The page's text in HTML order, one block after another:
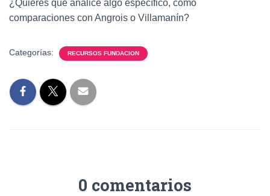
¿Quieres que analice algo específico, como
comparaciones con Angrois o Villamanín?
Categorías: RECURSOS FUNDACION
0 comentarios